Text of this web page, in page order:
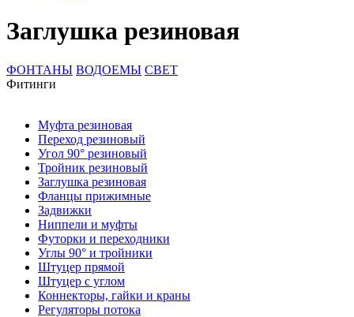
Заглушка резиновая
ФОНТАНЫ ВОДОЕМЫ СВЕТ
Фитинги
Муфта резиновая
Переход резиновый
Угол 90° резиновый
Тройник резиновый
Заглушка резиновая
Фланцы прижимные
Задвижки
Ниппели и муфты
Футорки и переходники
Углы 90° и тройники
Штуцер прямой
Штуцер с углом
Коннекторы, гайки и краны
Регуляторы потока